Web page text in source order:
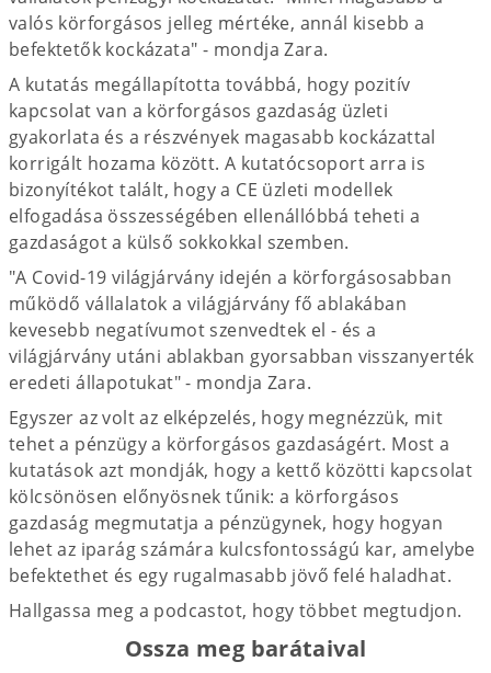
valós körforgásos jelleg mértéke, annál kisebb a
befektetők kockázata" - mondja Zara.
A kutatás megállapította továbbá, hogy pozitív
kapcsolat van a körforgásos gazdaság üzleti
gyakorlata és a részvények magasabb kockázattal
korrigált hozama között. A kutatócsoport arra is
bizonyítékot talált, hogy a CE üzleti modellek
elfogadása összességében ellenállóbbá teheti a
gazdaságot a külső sokkokkal szemben.
"A Covid-19 világjárvány idején a körforgásosabban
működő vállalatok a világjárvány fő ablakában
kevesebb negatívumot szenvedtek el - és a
világjárvány utáni ablakban gyorsabban visszanyerték
eredeti állapotukat" - mondja Zara.
Egyszer az volt az elképzelés, hogy megnézzük, mit
tehet a pénzügy a körforgásos gazdaságért. Most a
kutatások azt mondják, hogy a kettő közötti kapcsolat
kölcsönösen előnyösnek tűnik: a körforgásos
gazdaság megmutatja a pénzügynek, hogy hogyan
lehet az iparág számára kulcsfontosságú kar, amelybe
befektethet és egy rugalmasabb jövő felé haladhat.
Hallgassa meg a podcastot, hogy többet megtudjon.
Ossza meg barátaival